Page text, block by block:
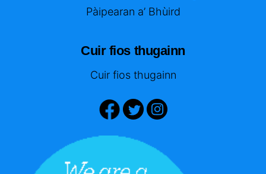
Pàipearan a’ Bhùird
Cuir fios thugainn
Cuir fios thugainn